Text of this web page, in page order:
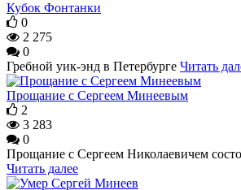
Кубок Фонтанки
0
2 275
0
Гребной уик-энд в Петербурге Читать
Прощание с Сергеем Минеевым
2
3 283
0
Прощание с Сергеем Николаевичем
Читать далее